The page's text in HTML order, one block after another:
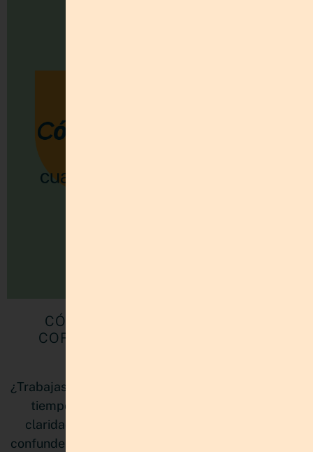
CÓMO PRIORIZAR PROYECTOS
CORRECTAMENTE SIN SENTIRTE
¿Trabajas sin parar pero sientes que nunca llegas a
tiempo? No es falta de disciplina, es falta de
claridad estratégica. Muchas emprendedoras
confunden estar ocupadas con avanzar, y terminan